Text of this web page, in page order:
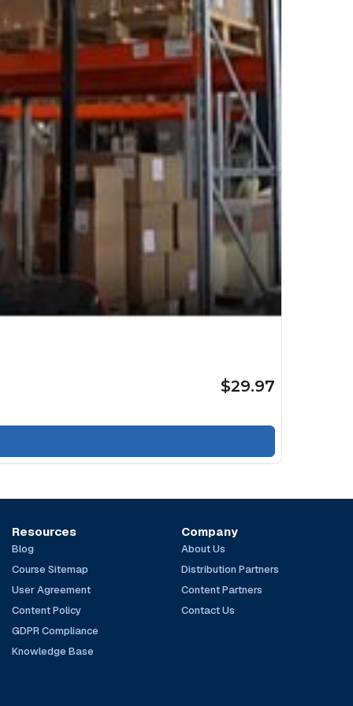
$29.97
Resources
Blog
Course Sitemap
User Agreement
Content Policy
GDPR Compliance
Knowledge Base
Company
About Us
Distribution Partners
Content Partners
Contact Us